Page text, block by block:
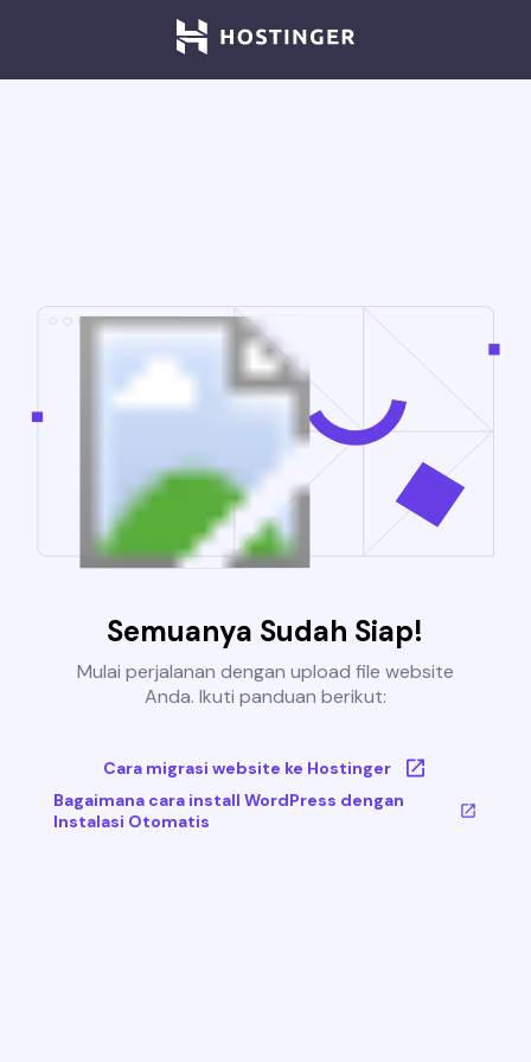
Semuanya Sudah Siap!
Mulai perjalanan dengan upload file website
Anda. Ikuti panduan berikut:
Cara migrasi website ke Hostinger
Bagaimana cara install WordPress dengan
Instalasi Otomatis